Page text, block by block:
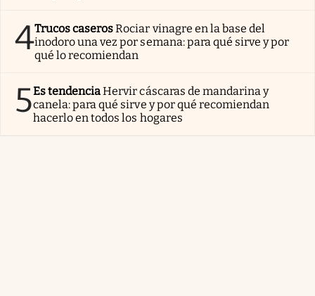
4Trucos caserosRociar vinagre en la base del
inodoro una vez por semana: para qué sirve y por
qué lo recomiendan
5Es tendenciaHervir cáscaras de mandarina y
canela: para qué sirve y por qué recomiendan
hacerlo en todos los hogares